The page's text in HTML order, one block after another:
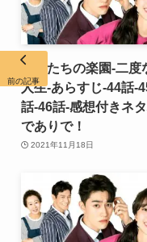
魔女たちの楽園-二度
人生-あらすじ-44話-
話-46話-感想付きネ
でありで！
2021年11月18日
前の記事